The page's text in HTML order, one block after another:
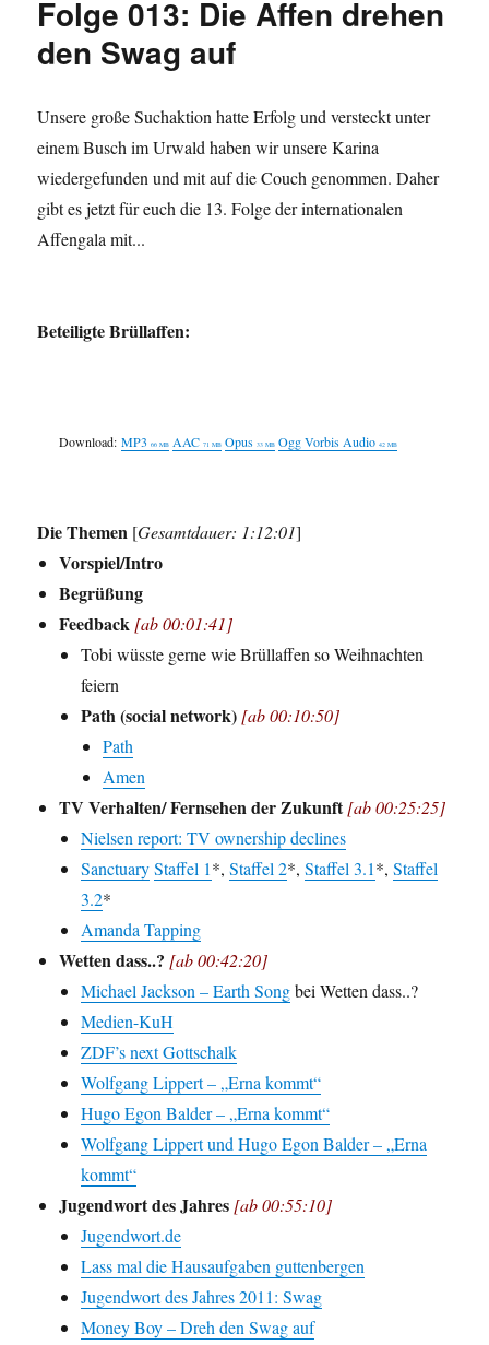
no
has
Folge 013: Die Affen drehen
den Swag auf
Unsere große Suchaktion hatte Erfolg und versteckt unter
einem Busch im Urwald haben wir unsere Karina
wiedergefunden und mit auf die Couch genommen. Daher
gibt es jetzt für euch die 13. Folge der internationalen
Affengala mit...
Beteiligte Brüllaffen:
Download: MP3 66 MB AAC 71 MB Opus 33 MB Ogg Vorbis Audio 42 MB
Die Themen [Gesamtdauer: 1:12:01]
Vorspiel/Intro
Begrüßung
Feedback [ab 00:01:41]
Tobi wüsste gerne wie Brüllaffen so Weihnachten
feiern
Path (social network) [ab 00:10:50]
Path
Amen
TV Verhalten/ Fernsehen der Zukunft[ab 00:25:25]
Nielsen report: TV ownership declines
Sanctuary Staffel 1*,Staffel 2*,Staffel 3.1*,Staffel
3.2*
Amanda Tapping
Wetten dass..? [ab 00:42:20]
Michael Jackson – Earth Songbei Wetten dass..?
Medien-KuH
ZDF’s next Gottschalk
Wolfgang Lippert – „Erna kommt“
Hugo Egon Balder – „Erna kommt“
Wolfgang Lippert und Hugo Egon Balder – „Erna
kommt“
Jugendwort des Jahres [ab 00:55:10]
Jugendwort.de
Lass mal die Hausaufgaben guttenbergen
Jugendwort des Jahres 2011: Swag
Money Boy – Dreh den Swag auf